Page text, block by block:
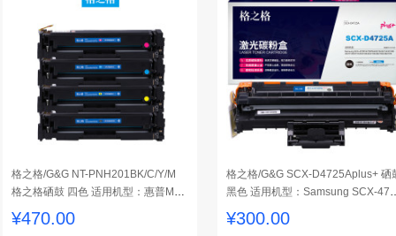
京昇/JINGSHENG
格之格/G&G NT-PNH201BK/C/Y/M
格之格硒鼓 四色 适用机型：惠普M25
2、252N、252DW、M277N 1套装
¥470.00
格之格/G&G SCX-D4725Aplus+ 硒
黑色 适用机型：Samsung SCX-
F、4725FN、4021S、4321 1支装
¥300.00